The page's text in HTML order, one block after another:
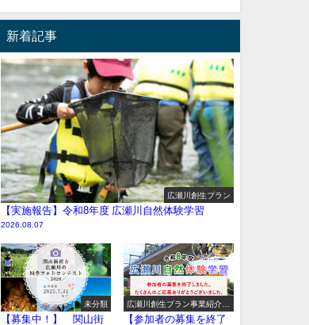
新着記事
広瀬川創生プラン
【実施報告】令和8年度 広瀬川自然体験学習
2026.08.07
未分類
【募集中！】 関山街
広瀬川創生プラン事業紹介
（イベント系）
【参加者の募集を終了